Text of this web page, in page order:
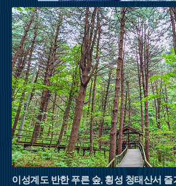
이성계도 반한 푸른 숲, 횡성 청태산서 즐